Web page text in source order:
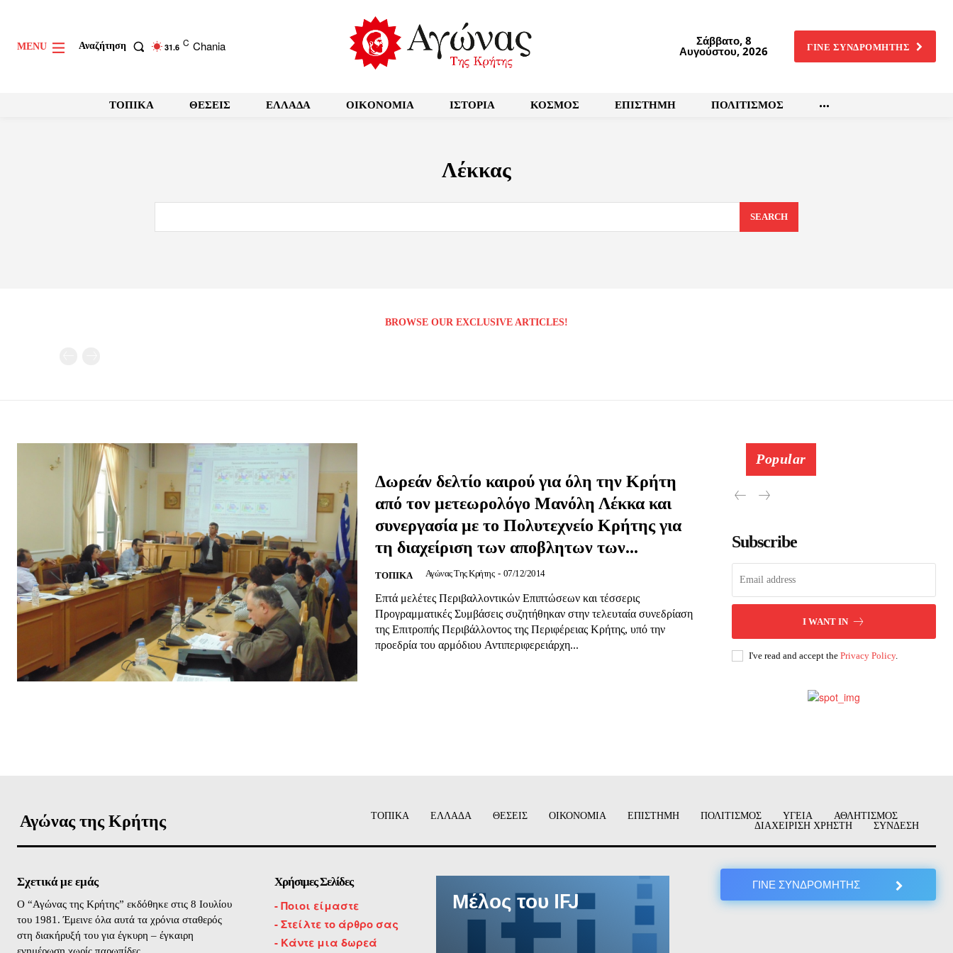
Αγώνας της Κρήτης
Ποιοι είμαστε
MENU Αναζήτηση 31.6 C Chania Σάββατο, 8
Αυγούστου, 2026 ΓΙΝΕ ΣΥΝΔΡΟΜΗΤΗΣ
ΤΟΠΙΚΑ ΘΕΣΕΙΣ ΕΛΛΑΔΑ OIKONOMIA ΙΣΤΟΡΙΑ ΚΟΣΜΟΣ ΕΠΙΣΤΗΜΗ ΠΟΛΙΤΙΣΜΟΣ
Λέκκας
SEARCH
BROWSE OUR EXCLUSIVE ARTICLES!
Δωρεάν δελτίο καιρού για όλη την Κρήτη
από τον μετεωρολόγο Μανόλη Λέκκα και
συνεργασία με το Πολυτεχνείο Κρήτης για
τη διαχείριση των αποβλητων των...
ΤΟΠΙΚΑ Αγώνας Της Κρήτης - 07/12/2014
Επτά μελέτες Περιβαλλοντικών Επιπτώσεων και τέσσερις
Προγραμματικές Συμβάσεις συζητήθηκαν στην τελευταία συνεδρίαση
της Επιτροπής Περιβάλλοντος της Περιφέρειας Κρήτης, υπό την
προεδρία του αρμόδιου Αντιπεριφερειάρχη...
Popular
Subscribe
I WANT IN
I've read and accept the Privacy Policy.
Αγώνας της Κρήτης ΤΟΠΙΚΑ ΕΛΛΑΔΑ ΘΕΣΕΙΣ ΟΙΚΟΝΟΜΙΑ ΕΠΙΣΤΗΜΗ ΠΟΛΙΤΙΣΜΟΣ ΥΓΕΙΑ
ΑΘΛΗΤΙΣΜΟΣ
ΔΙΑΧΕΙΡΙΣΗ ΧΡΗΣΤΗ
ΣΥΝΔΕΣΗ
Σχετικά με εμάς
O “Αγώνας της Κρήτης” εκδόθηκε στις 8 Ιουλίου
του 1981. Έμεινε όλα αυτά τα χρόνια σταθερός
στη διακήρυξή του για έγκυρη – έγκαιρη
ενημέρωση χωρίς παρωπίδες.
Χρήσιμες Σελίδες
-Ποιοι είμαστε
- Στείλτε το άρθρο σας
- Κάντε μια δωρεά
Μέλος του IFJ
ΓΙΝΕ ΣΥΝΔΡΟΜΗΤΗΣ